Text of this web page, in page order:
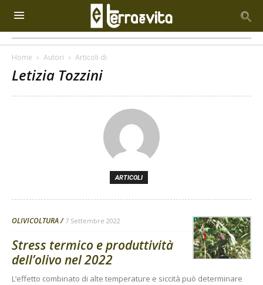
Home Autori Articoli di
Letizia Tozzini
ARTICOLI
OLIVICOLTURA 7 Settembre 2022
Stress termico e produttività
dell’olivo nel 2022
L’effetto combinato di alte temperature e siccità può determinare